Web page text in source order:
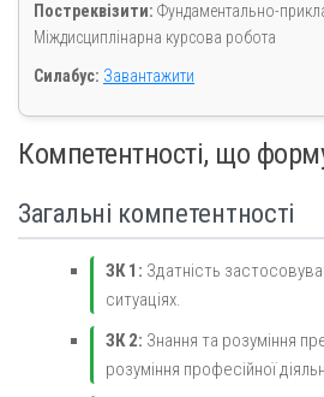
Постреквізити: Фундаментально-
Міждисциплінарна курсова робота
Силабус: Завантажити
Компетентності, що
Загальні компетентності
ЗК 1: Здатність
ситуаціях.
ЗК 2: Знання та розуміння
розуміння професійної